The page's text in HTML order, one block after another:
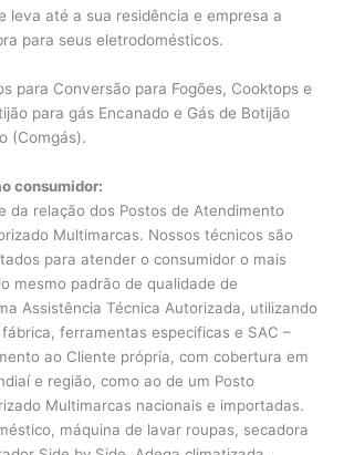
leva até a sua residência e empresa a
para seus eletrodomésticos.
para Conversão para Fogões, Cooktops e
para gás Encanado e Gás de Botijão
(Comgás).
consumidor:
da relação dos Postos de Atendimento
Multimarcas. Nossos técnicos são
para atender o consumidor o mais
mesmo padrão de qualidade de
Assistência Técnica Autorizada, utilizando
ferramentas especificas e SAC –
ao Cliente própria, com cobertura em
e região, como ao de um Posto
Multimarcas nacionais e importadas.
máquina de lavar roupas, secadora